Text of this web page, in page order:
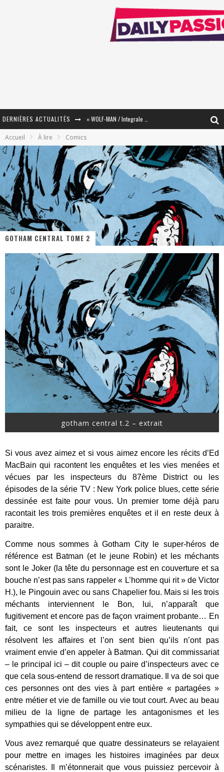
DERNIÈRES ACTUALITÉS
« Mon Village Révolté » - Combattre un Projet !
« Le Béton et le Bambou / Propositions pour Mayotte et le Monde. » - Améliorations !
Star Fox
PsyRiver 2026 : la magie revient sur les rives de l’Aar
« MOFUSAND / Parler Japonais » – Des Expressions Pratiques !
« Dr Wertham / L’homme qui étudia les tueurs en série » - Un Métier à Risque !
Assassin's Creed Black Flag Resynced
« Le Vent dand les Saules » - Une Belle Histoire !
« Damn Them All » - Un duo de Choc !
Accueil À lire Comics
GOTHAM CENTRAL TOME 2
gotham central t.2 – extrait
Si vous avez aimez et si vous aimez encore les récits d’Ed
MacBain qui racontent les enquêtes et les vies menées et
vécues par les inspecteurs du 87ème District ou les
épisodes de la série TV : New York police blues, cette série
dessinée est faite pour vous. Un premier tome déjà paru
racontait les trois premières enquêtes et il en reste deux à
paraitre.
Comme nous sommes à Gotham City le super-héros de
référence est Batman (et le jeune Robin) et les méchants
sont le Joker (la tête du personnage est en couverture et sa
bouche n’est pas sans rappeler « L’homme qui rit » de Victor
H.), le Pingouin avec ou sans Chapelier fou. Mais si les trois
méchants interviennent le Bon, lui, n’apparaît que
fugitivement et encore pas de façon vraiment probante… En
fait, ce sont les inspecteurs et autres lieutenants qui
résolvent les affaires et l’on sent bien qu’ils n’ont pas
vraiment envie d’en appeler à Batman. Qui dit commissariat
– le principal ici – dit couple ou paire d’inspecteurs avec ce
que cela sous-entend de ressort dramatique. Il va de soi que
ces personnes ont des vies à part entière « partagées »
entre métier et vie de famille ou vie tout court. Avec au beau
milieu de la ligne de partage les antagonismes et les
sympathies qui se développent entre eux.
Vous avez remarqué que quatre dessinateurs se relayaient
pour mettre en images les histoires imaginées par deux
scénaristes. Il m’étonnerait que vous puissiez percevoir à